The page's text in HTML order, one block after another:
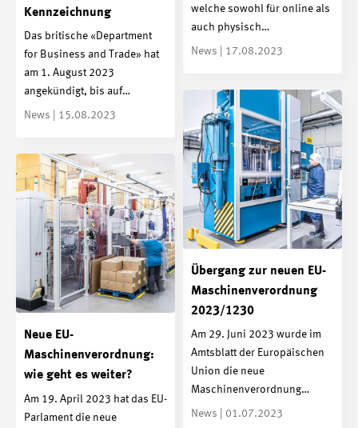
welche sowohl für online als
auch physisch…
News | 17.08.2023
Kennzeichnung
Das britische «Department
for Business and Trade» hat
am 1. August 2023
angekündigt, bis auf…
News | 15.08.2023
Übergang zur neuen EU-
Maschinenverordnung
2023/1230
Am 29. Juni 2023 wurde im
Amtsblatt der Europäischen
Union die neue
Maschinenverordnung…
News | 01.07.2023
Neue EU-
Maschinenverordnung:
wie geht es weiter?
Am 19. April 2023 hat das EU-
Parlament die neue